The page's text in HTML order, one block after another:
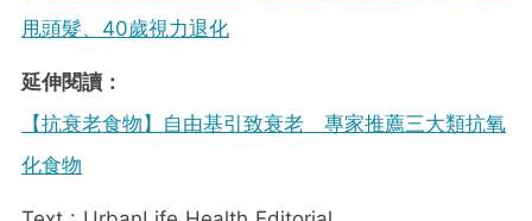
甩頭髮、40歲視力退化
延伸閱讀：
【抗衰老食物】自由基引致衰老 專家推薦三大類抗氧
化食物